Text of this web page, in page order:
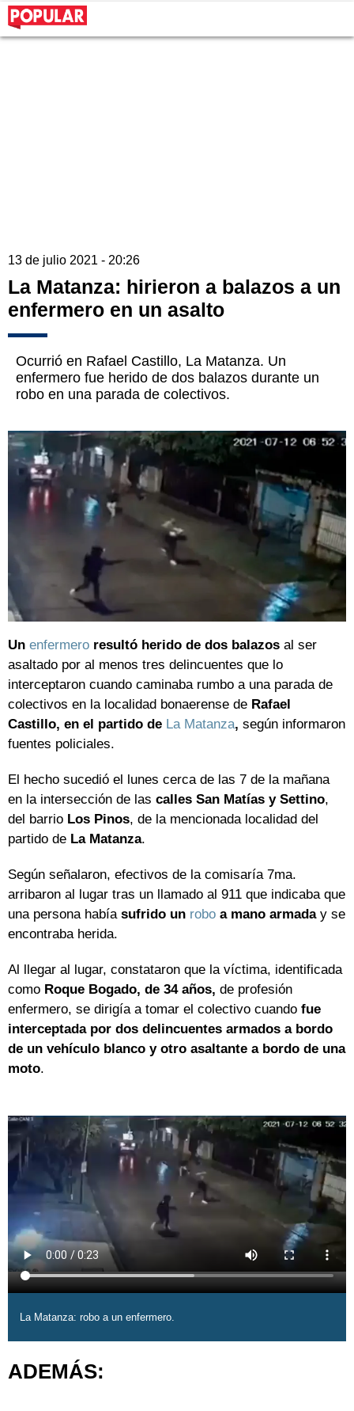
13 de julio 2021 - 20:26
La Matanza: hirieron a balazos a un
enfermero en un asalto
Ocurrió en Rafael Castillo, La Matanza. Un
enfermero fue herido de dos balazos durante un
robo en una parada de colectivos.
Un enfermero resultó herido de dos balazos al ser
asaltado por al menos tres delincuentes que lo
interceptaron cuando caminaba rumbo a una parada de
colectivos en la localidad bonaerense de Rafael
Castillo, en el partido de La Matanza, según informaron
fuentes policiales.
El hecho sucedió el lunes cerca de las 7 de la mañana
en la intersección de las calles San Matías y Settino,
del barrio Los Pinos, de la mencionada localidad del
partido de La Matanza.
Según señalaron, efectivos de la comisaría 7ma.
arribaron al lugar tras un llamado al 911 que indicaba que
una persona había sufrido un robo a mano armaday se
encontraba herida.
Al llegar al lugar, constataron que la víctima, identificada
como Roque Bogado, de 34 años, de profesión
enfermero, se dirigía a tomar el colectivo cuando fue
interceptada por dos delincuentes armados a bordo
de un vehículo blanco y otro asaltante a bordo de una
moto.
La Matanza: robo a un enfermero.
ADEMÁS: